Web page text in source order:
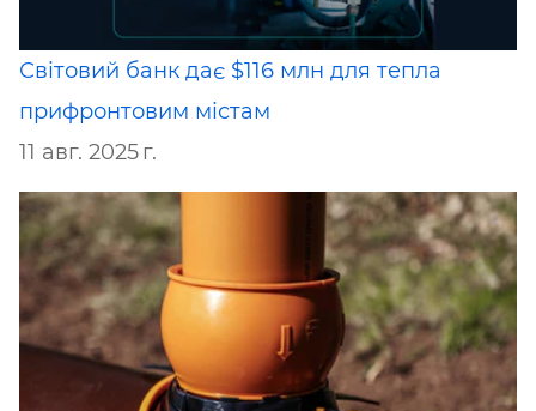
Світовий банк дає $116 млн для тепла
прифронтовим містам
11 авг. 2025 г.